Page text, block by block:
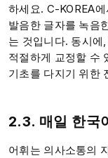
하세요. C-KOREA
발음한 글자를 녹음
는 것입니다. 동시에
적절하게 교정할 수
기초를 다지기 위한
2.3. 매일 한국
어휘는 의사소통의